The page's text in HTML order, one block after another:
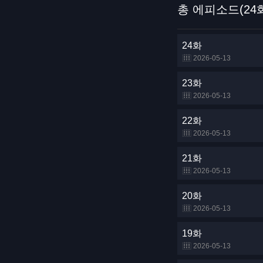
총 에피소드(24
24화
2026-05-13
23화
2026-05-13
22화
2026-05-13
21화
2026-05-13
20화
2026-05-13
19화
2026-05-13